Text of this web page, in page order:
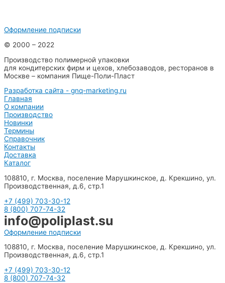
Оформление подписки
© 2000 – 2022
Производство полимерной упаковки
для кондитерских фирм и цехов, хлебозаводов, ресторанов в
Москве – компания Пище-Поли-Пласт
Разработка сайта - gnq-marketing.ru
Главная
О компании
Производство
Новинки
Термины
Справочник
Контакты
Доставка
Каталог
108810, г. Москва, поселение Марушкинское, д. Крекшино, ул.
Производственная, д.6, стр.1
+7 (499) 703-30-12
8 (800) 707-74-32
info@poliplast.su
Оформление подписки
108810, г. Москва, поселение Марушкинское, д. Крекшино, ул.
Производственная, д.6, стр.1
+7 (499) 703-30-12
8 (800) 707-74-32